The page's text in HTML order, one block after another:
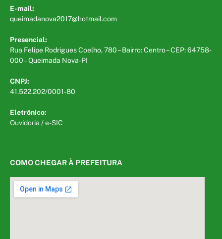
E-mail:
queimadanova2017@hotmail.com
Presencial:
Rua Felipe Rodrigues Coelho, 780 – Bairro: Centro – CEP: 64758-
000 – Queimada Nova-PI
CNPJ:
41.522.202/0001-80
Eletrônico:
Ouvidoria /e-SIC
COMO CHEGAR À PREFEITURA